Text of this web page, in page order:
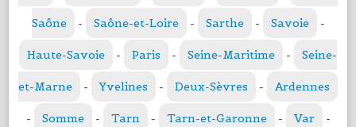
Saône - Saône-et-Loire - Sarthe - Savoie -
Haute-Savoie - Paris - Seine-Maritime - Seine-
et-Marne - Yvelines - Deux-Sèvres - Ardennes
- Somme - Tarn - Tarn-et-Garonne - Var -